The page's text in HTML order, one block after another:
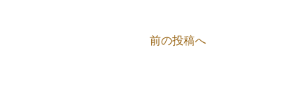
前の投稿へ